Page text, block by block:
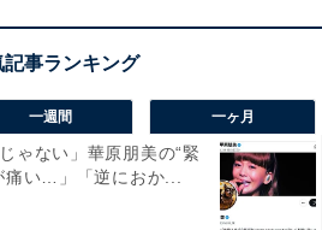
一週間 一ヶ月
ゃない」華原朋美の“緊
痛い…」「逆におか...